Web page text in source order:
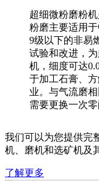
超细微粉磨粉
粉磨主要适用
9级以下的非易
试验和改进，
机，细度可达
于加工石膏、
业。与气流磨
需要更换一次
我们可以为您提供完
机、磨机和选矿机及
了解更多